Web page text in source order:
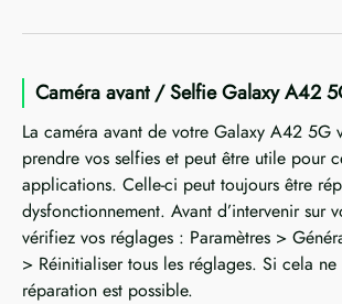
Caméra avant / Selfie Galaxy A42
La caméra avant de votre Galaxy A42 5G
prendre vos selfies et peut être utile pour
applications. Celle-ci peut toujours être
dysfonctionnement. Avant d’intervenir sur
vérifiez vos réglages : Paramètres >
> Réinitialiser tous les réglages. Si cela
réparation est possible.